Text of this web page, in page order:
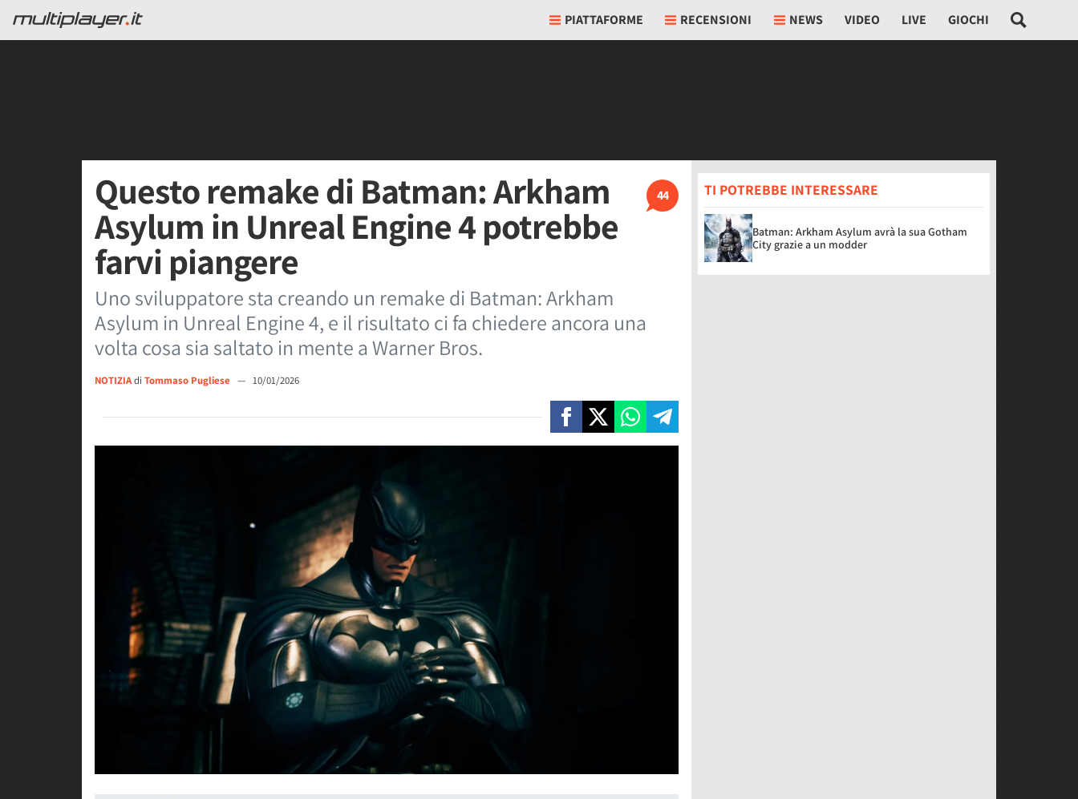
PIATTAFORME RECENSIONI NEWS VIDEO LIVE GIOCHI
44
Questo remake di Batman: Arkham
Asylum in Unreal Engine 4 potrebbe
farvi piangere
Uno sviluppatore sta creando un remake di Batman: Arkham
Asylum in Unreal Engine 4, e il risultato ci fa chiedere ancora una
volta cosa sia saltato in mente a Warner Bros.
NOTIZIAdi Tommaso Pugliese — 10/01/2026
TI POTREBBE INTERESSARE
Batman: Arkham Asylum avrà la sua Gotham
City grazie a un modder